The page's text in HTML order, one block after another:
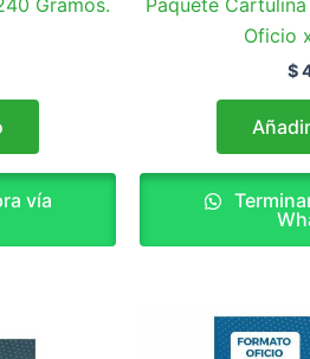
vía
Oficio
$